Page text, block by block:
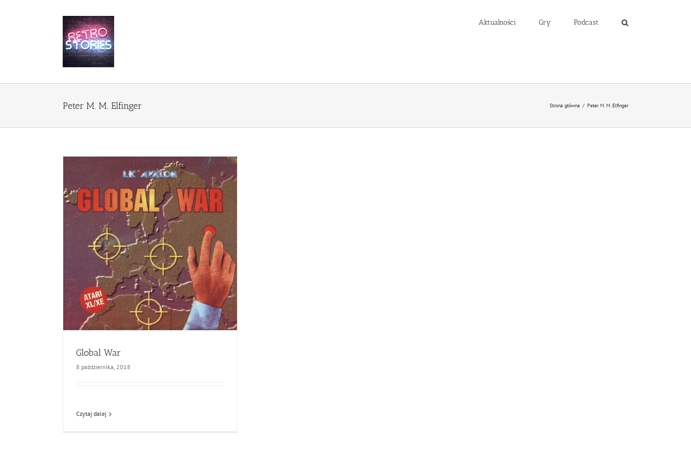
Aktualności Gry Podcast
Peter M. M. Elfinger Strona główna / Peter M. M. Elfinger
Global War
8 października, 2018
Czytaj dalej